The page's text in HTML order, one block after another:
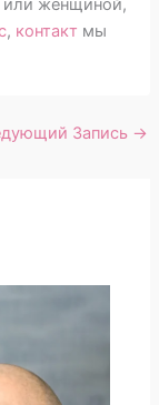
женщиной,
, контакт мы
Запись →